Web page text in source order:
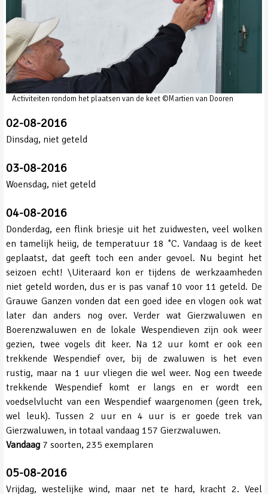
Activiteiten rondom het plaatsen van de keet ©Martien van Dooren
02-08-2016
Dinsdag, niet geteld
03-08-2016
Woensdag, niet geteld
04-08-2016
Donderdag, een flink briesje uit het zuidwesten, veel wolken
en tamelijk heiig, de temperatuur 18 ˚C. Vandaag is de keet
geplaatst, dat geeft toch een ander gevoel. Nu begint het
seizoen echt! \Uiteraard kon er tijdens de werkzaamheden
niet geteld worden, dus er is pas vanaf 10 voor 11 geteld. De
Grauwe Ganzen vonden dat een goed idee en vlogen ook wat
later dan anders nog over. Verder wat Gierzwaluwen en
Boerenzwaluwen en de lokale Wespendieven zijn ook weer
gezien, twee vogels dit keer. Na 12 uur komt er ook een
trekkende Wespendief over, bij de zwaluwen is het even
rustig, maar na 1 uur vliegen die wel weer. Nog een tweede
trekkende Wespendief komt er langs en er wordt een
voedselvlucht van een Wespendief waargenomen (geen trek,
wel leuk). Tussen 2 uur en 4 uur is er goede trek van
Gierzwaluwen, in totaal vandaag 157 Gierzwaluwen.
Vandaag 7 soorten, 235 exemplaren
05-08-2016
Vrijdag, westelijke wind, maar net te hard, kracht 2. Veel